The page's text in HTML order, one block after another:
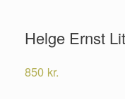
Helge Ernst
850 kr.